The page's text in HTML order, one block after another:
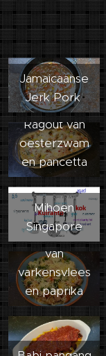
Jamaicaanse
Jerk Pork
Ragout van
oesterzwam
en pancetta
Mihoen
Singapore
Stoofschotel
van
varkensvlees
en paprika